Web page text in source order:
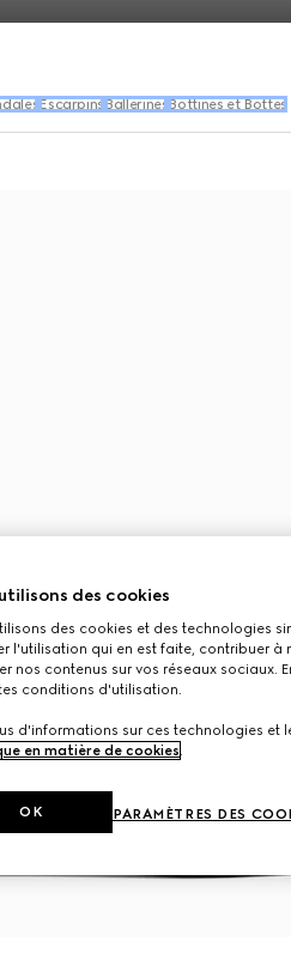
Escarpins Ballerines Bottines et Bottes
des cookies
des cookies et des technologies
l'utilisation qui en est faite, contribuer
nos contenus sur vos réseaux sociaux.
conditions d'utilisation.
d'informations sur ces technologies et
en matière de cookies.
PARAMÈTRES DES
OK